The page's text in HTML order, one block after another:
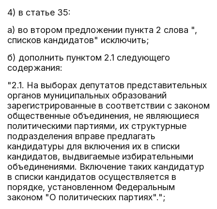
4) в статье 35:
а) во втором предложении пункта 2 слова ",
списков кандидатов" исключить;
б) дополнить пунктом 2.1 следующего
содержания:
"2.1. На выборах депутатов представительных
органов муниципальных образований
зарегистрированные в соответствии с законом
общественные объединения, не являющиеся
политическими партиями, их структурные
подразделения вправе предлагать
кандидатуры для включения их в списки
кандидатов, выдвигаемые избирательными
объединениями. Включение таких кандидатур
в списки кандидатов осуществляется в
порядке, установленном Федеральным
законом "О политических партиях".";